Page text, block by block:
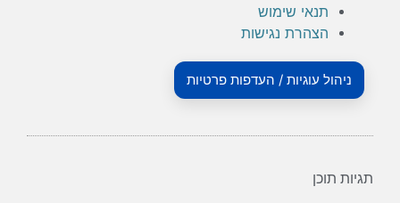
תנאי שימוש
הצהרת נגישות
ניהול עוגיות / העדפות פרטיות
תגיות תוכן